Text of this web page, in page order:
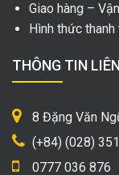
Giao hàng –
Hình thức thanh
THÔNG TIN
8 Đặng Văn
(+84) (028)
0777 036 876